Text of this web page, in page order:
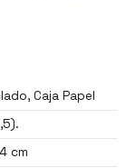
Caja Papel
cm